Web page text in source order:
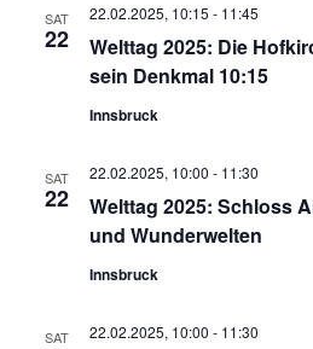
SAT
22
Welttag 2025: Die
sein Denkmal 10:15
22.02.2025, 10:15 - 11:45
Innsbruck
SAT
22
Welttag 2025: Schloss
und Wunderwelten
22.02.2025, 10:00 - 11:30
Innsbruck
SAT 22.02.2025, 10:00 - 11:30